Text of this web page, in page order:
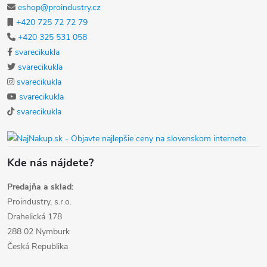
eshop@proindustry.cz
+420 725 72 72 79
+420 325 531 058
svarecikukla
svarecikukla
svarecikukla
svarecikukla
svarecikukla
Kde nás nájdete?
Predajňa a sklad:
Proindustry, s.r.o.
Drahelická 178
288 02 Nymburk
Česká Republika